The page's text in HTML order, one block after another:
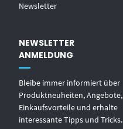
Newsletter
NEWSLETTER
ANMELDUNG
Bleibe immer informiert über
Produktneuheiten, Angebote,
Einkaufsvorteile und erhalte
interessante Tipps und Tricks.